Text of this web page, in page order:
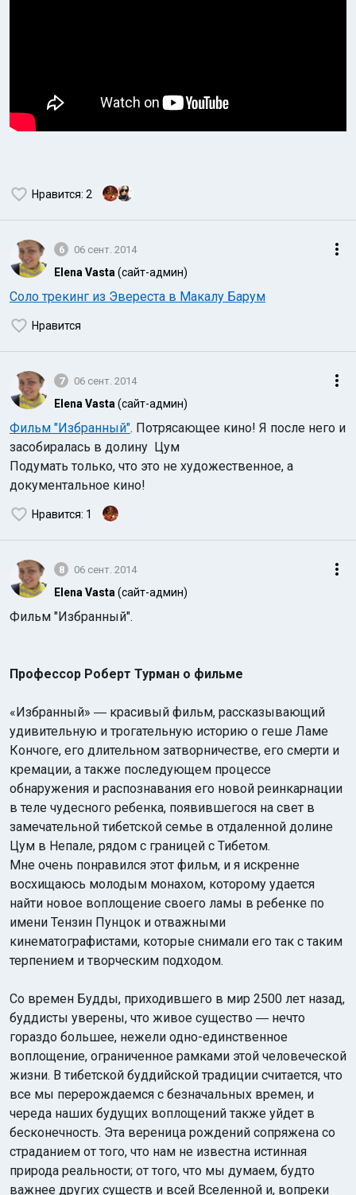
Нравится: 2
6 06 сент. 2014
Elena Vasta (сайт-админ)
Соло трекинг из Эвереста в Макалу Барум
Нравится
7 06 сент. 2014
Elena Vasta (сайт-админ)
Фильм "Избранный". Потрясающее кино! Я после него и
засобиралась в долину Цум
Подумать только, что это не художественное, а
документальное кино!
Нравится: 1
8 06 сент. 2014
Elena Vasta (сайт-админ)
Фильм "Избранный".
Профессор Роберт Турман о фильме
«Избранный» ― красивый фильм, рассказывающий
удивительную и трогательную историю о геше Ламе
Кончоге, его длительном затворничестве, его смерти и
кремации, а также последующем процессе
обнаружения и распознавания его новой реинкарнации
в теле чудесного ребенка, появившегося на свет в
замечательной тибетской семье в отдаленной долине
Цум в Непале, рядом с границей с Тибетом.
Мне очень понравился этот фильм, и я искренне
восхищаюсь молодым монахом, которому удается
найти новое воплощение своего ламы в ребенке по
имени Тензин Пунцок и отважными
кинематографистами, которые снимали его так с таким
терпением и творческим подходом.
Со времен Будды, приходившего в мир 2500 лет назад,
буддисты уверены, что живое существо ― нечто
гораздо большее, нежели одно-единственное
воплощение, ограниченное рамками этой человеческой
жизни. В тибетской буддийской традиции считается, что
все мы перерождаемся с безначальных времен, и
череда наших будущих воплощений также уйдет в
бесконечность. Эта вереница рождений сопряжена со
страданием от того, что нам не известна истинная
природа реальности; от того, что мы думаем, будто
важнее других существ и всей Вселенной и, вопреки